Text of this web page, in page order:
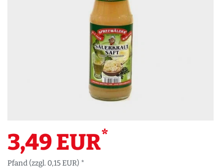
3,49 EUR*
Pfand (zzgl. 0,15 EUR) *